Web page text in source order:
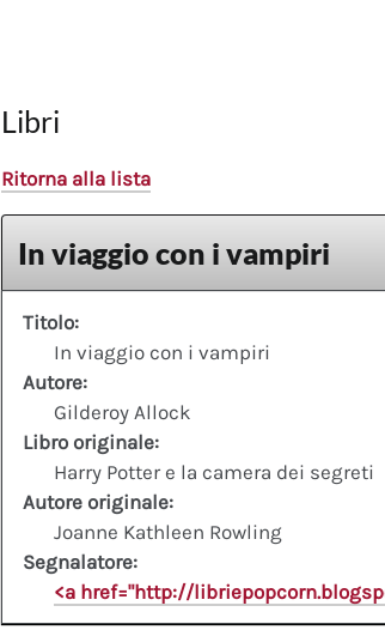
Libri
Ritorna alla lista
In viaggio con i vampiri
Titolo:
In viaggio con i vampiri
Autore:
Gilderoy Allock
Libro originale:
Harry Potter e la camera dei segreti
Autore originale:
Joanne Kathleen Rowling
Segnalatore:
<a href="http://